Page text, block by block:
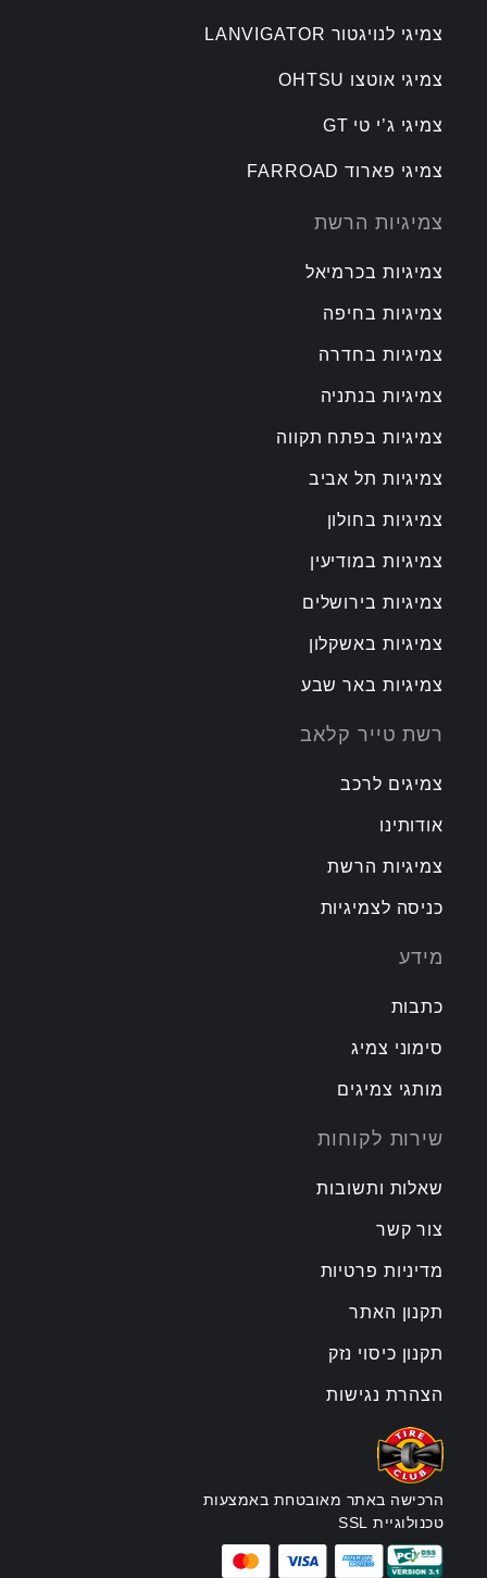
צמיגי לנויגטור LANVIGATOR
צמיגי אוטצו OHTSU
צמיגי ג’י טי GT
צמיגי פארוד FARROAD
צמיגיות הרשת
צמיגיות בכרמיאל
צמיגיות בחיפה
צמיגיות בחדרה
צמיגיות בנתניה
צמיגיות בפתח תקווה
צמיגיות תל אביב
צמיגיות בחולון
צמיגיות במודיעין
צמיגיות בירושלים
צמיגיות באשקלון
צמיגיות באר שבע
רשת טייר קלאב
צמיגים לרכב
אודותינו
צמיגיות הרשת
כניסה לצמיגיות
מידע
כתבות
סימוני צמיג
מותגי צמיגים
שירות לקוחות
שאלות ותשובות
צור קשר
מדיניות פרטיות
תקנון האתר
תקנון כיסוי נזק
הצהרת נגישות
הרכישה באתר מאובטחת באמצעות
טכנולוגיית SSL